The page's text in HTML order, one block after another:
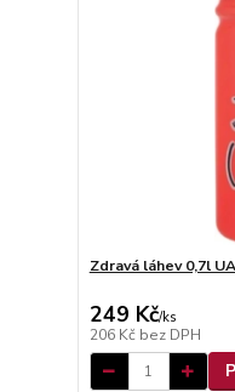
Zdravá láhev 0,7l
249 Kč/ks
206 Kč bez DPH